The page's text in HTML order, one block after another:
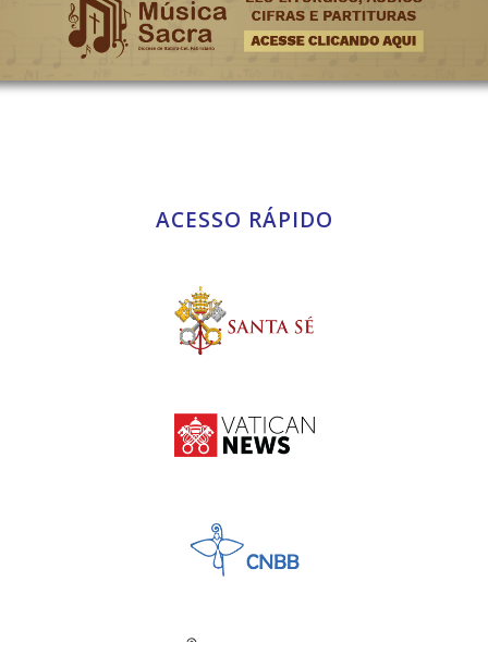
ACESSO RÁPIDO